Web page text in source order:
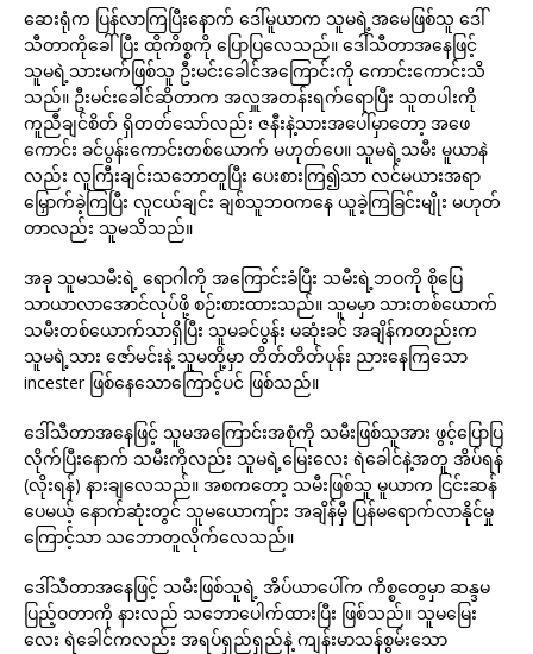
ဆေးရုံက ပြန်လာကြပြီးနောက် ဒေါ်မူယာက သူမရဲ့အမေဖြစ်သူ ဒေါ်
သီတာကိုခေါ်ပြီး ထိုကိစ္စကို ပြောပြလေသည်။ ဒေါ်သီတာအနေဖြင့်
သူမရဲ့သားမက်ဖြစ်သူ ဦးမင်းခေါင်အကြောင်းကို ကောင်းကောင်းသိ
သည်။ ဦးမင်းခေါင်ဆိုတာက အလှူအတန်းရက်ရောပြီး သူတပါးကို
ကူညီချင်စိတ် ရှိတတ်သော်လည်း ဇနီးနဲ့သားအပေါ်မှာတော့ အဖေ
ကောင်း ခင်ပွန်းကောင်းတစ်ယောက် မဟုတ်ပေ။ သူမရဲ့သမီး မူယာနဲ
လည်း လူကြီးချင်းသဘောတူပြီး ပေးစားကြ၍သာ လင်မယားအရာ
မြှောက်ခဲ့ကြပြီး လူငယ်ချင်း ချစ်သူဘဝကနေ ယူခဲ့ကြခြင်းမျိုး မဟုတ်
တာလည်း သူမသိသည်။
အခု သူမသမီးရဲ့ ရောဂါကို အကြောင်းခံပြီး သမီးရဲ့ဘဝကို စိုပြေ
သာယာလာအောင်လုပ်ဖို့ စဉ်းစားထားသည်။ သူမမှာ သားတစ်ယောက်
သမီးတစ်ယောက်သာရှိပြီး သူမခင်ပွန်း မဆုံးခင် အချိန်ကတည်းက
သူမရဲ့သား ဇော်မင်းနဲ့ သူမတို့မှာ တိတ်တိတ်ပုန်း ညားနေကြသော
incester ဖြစ်နေသောကြောင့်ပင် ဖြစ်သည်။
ဒေါ်သီတာအနေဖြင့် သူမအကြောင်းအစုံကို သမီးဖြစ်သူအား ဖွင့်ပြောပြ
လိုက်ပြီးနောက် သမီးကိုလည်း သူမရဲ့မြေးလေး ရဲခေါင်နဲ့အတူ အိပ်ရန်
(လိုးရန်) နားချလေသည်။ အစကတော့ သမီးဖြစ်သူ မူယာက ငြင်းဆန်
ပေမယ့် နောက်ဆုံးတွင် သူမယောကျ်ား အချိန်မှီ ပြန်မရောက်လာနိုင်မှု
ကြောင့်သာ သဘောတူလိုက်လေသည်။
ဒေါ်သီတာအနေဖြင့် သမီးဖြစ်သူရဲ့ အိပ်ယာပေါ်က ကိစ္စတွေမှာ ဆန္ဒမ
ပြည့်ဝတာကို နားလည် သဘောပေါက်ထားပြီး ဖြစ်သည်။ သူမမြေး
လေး ရဲခေါင်ကလည်း အရပ်ရှည်ရှည်နဲ့ ကျန်းမာသန်စွမ်းသော